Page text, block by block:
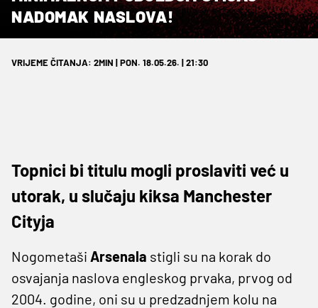
NADOMAK NASLOVA!
VRIJEME ČITANJA: 2MIN | PON. 18.05.26. | 21:30
Topnici bi titulu mogli proslaviti već u
utorak, u slučaju kiksa Manchester
Cityja
Nogometaši Arsenala stigli su na korak do
osvajanja naslova engleskog prvaka, prvog od
2004. godine, oni su u predzadnjem kolu na